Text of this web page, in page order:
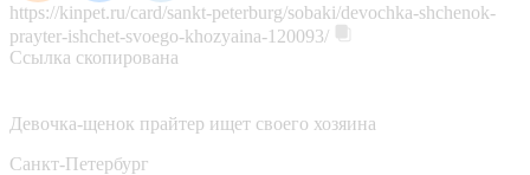
https://kinpet.ru/card/sankt-peterburg/sobaki/devochka-shchenok-
prayter-ishchet-svoego-khozyaina-120093/
Ссылка скопирована
Девочка-щенок прайтер ищет своего хозяина
Санкт-Петербург